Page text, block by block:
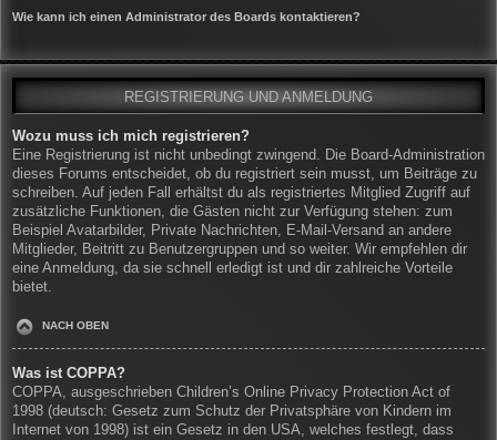
Wie kann ich einen Administrator des Boards kontaktieren?
REGISTRIERUNG UND ANMELDUNG
Wozu muss ich mich registrieren?
Eine Registrierung ist nicht unbedingt zwingend. Die Board-Administration
dieses Forums entscheidet, ob du registriert sein musst, um Beiträge zu
schreiben. Auf jeden Fall erhältst du als registriertes Mitglied Zugriff auf
zusätzliche Funktionen, die Gästen nicht zur Verfügung stehen: zum
Beispiel Avatarbilder, Private Nachrichten, E-Mail-Versand an andere
Mitglieder, Beitritt zu Benutzergruppen und so weiter. Wir empfehlen dir
eine Anmeldung, da sie schnell erledigt ist und dir zahlreiche Vorteile
bietet.
NACH OBEN
Was ist COPPA?
COPPA, ausgeschrieben Children’s Online Privacy Protection Act of
1998 (deutsch: Gesetz zum Schutz der Privatsphäre von Kindern im
Internet von 1998) ist ein Gesetz in den USA, welches festlegt, dass